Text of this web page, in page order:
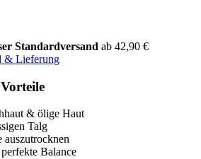
Standardversand ab 42,90 €
& Lieferung
& ölige Haut
Talg
auszutrocknen
Balance